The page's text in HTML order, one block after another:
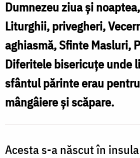
ocrotitorul
celor
căsătoriți
Dumnezeu ziua și
Liturghii, privegheri,
aghiasmă, Sfinte Masluri,
Diferitele bisericuțe unde
sfântul părinte erau
mângâiere și scăpare.
Acesta s-a născut în